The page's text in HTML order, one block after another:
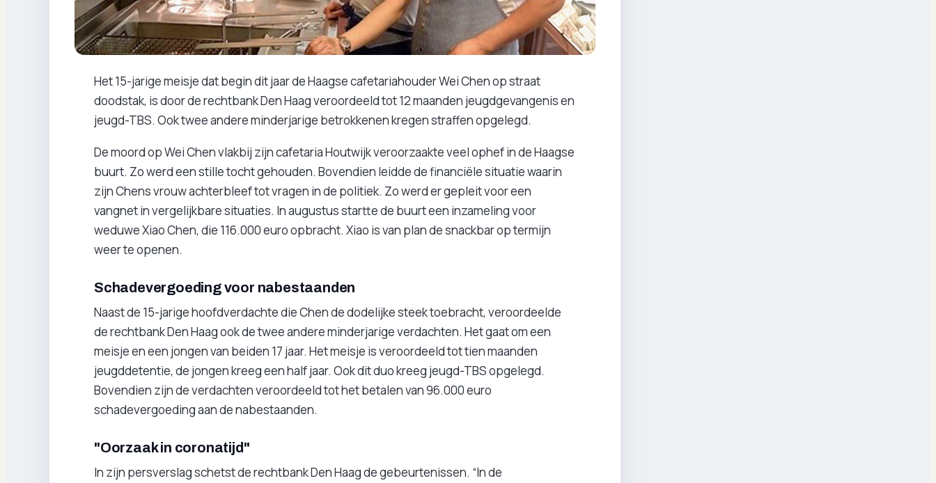
Het 15-jarige meisje dat begin dit jaar de Haagse cafetariahouder Wei Chen op straat
doodstak, is door de rechtbank Den Haag veroordeeld tot 12 maanden jeugdgevangenis en
jeugd-TBS. Ook twee andere minderjarige betrokkenen kregen straffen opgelegd.
De moord op Wei Chen vlakbij zijn cafetaria Houtwijk veroorzaakte veel ophef in de Haagse
buurt. Zo werd een stille tocht gehouden. Bovendien leidde de financiële situatie waarin
zijn Chens vrouw achterbleef tot vragen in de politiek. Zo werd er gepleit voor een
vangnet in vergelijkbare situaties. In augustus startte de buurt een inzameling voor
weduwe Xiao Chen, die 116.000 euro opbracht. Xiao is van plan de snackbar op termijn
weer te openen.
Schadevergoeding voor nabestaanden
Naast de 15-jarige hoofdverdachte die Chen de dodelijke steek toebracht, veroordeelde
de rechtbank Den Haag ook de twee andere minderjarige verdachten. Het gaat om een
meisje en een jongen van beiden 17 jaar. Het meisje is veroordeeld tot tien maanden
jeugddetentie, de jongen kreeg een half jaar. Ook dit duo kreeg jeugd-TBS opgelegd.
Bovendien zijn de verdachten veroordeeld tot het betalen van 96.000 euro
schadevergoeding aan de nabestaanden.
"Oorzaak in coronatijd"
In zijn persverslag schetst de rechtbank Den Haag de gebeurtenissen. “In de